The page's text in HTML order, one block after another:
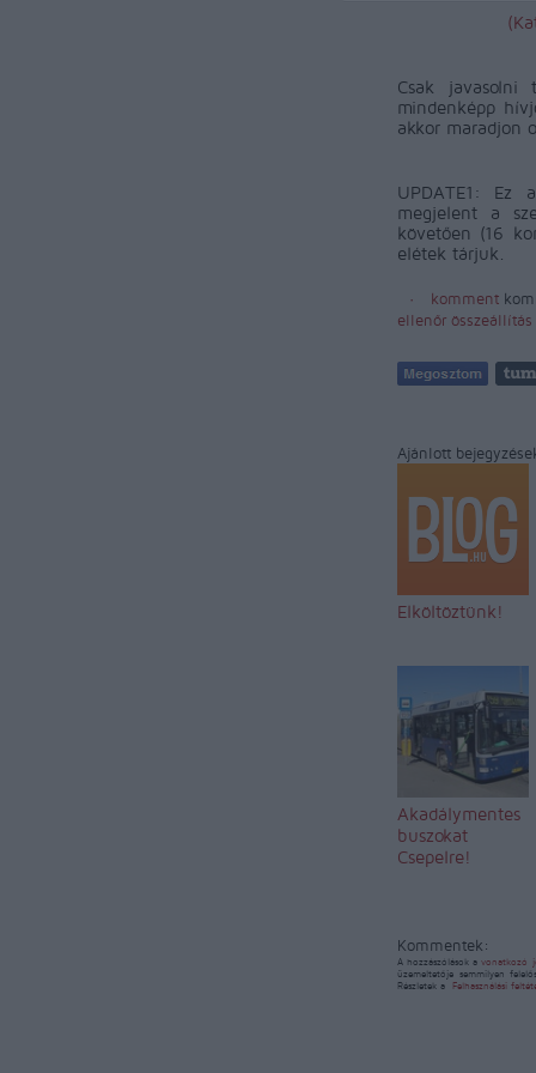
Csak javasolni
mindenképp
akkor maradjon
UPDATE1:
Ez
megjelent a
követően (16
elétek tárjuk.
komment
ellenőr összeállítás
Ajánlott
Elköltöztünk!
Akadálymentes
buszokat
Csepelre!
Kommentek:
A hozzászólások avonatkozó
üzemeltetője semmilyen
Részletek a Felhasználási